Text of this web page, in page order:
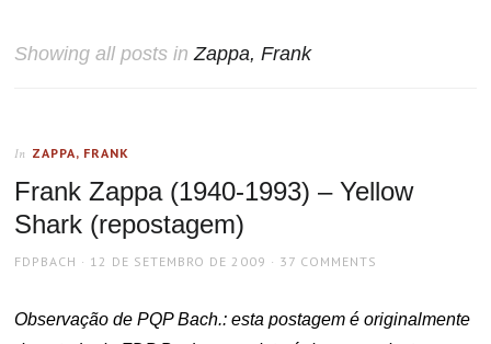
Showing all posts inZappa, Frank
In ZAPPA, FRANK
Frank Zappa (1940-1993) – Yellow
Shark (repostagem)
AUTHOR
FDPBACH
POSTED
12 DE SETEMBRO DE 2009 37 COMMENTS
Observação de PQP Bach.: esta postagem é originalmente